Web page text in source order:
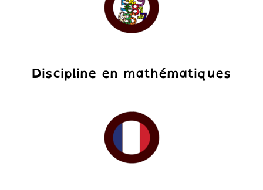
Discipline en mathématiques